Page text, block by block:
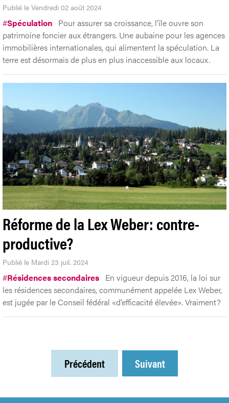
Publié le Vendredi 02 août 2024
#Spéculation Pour assurer sa croissance, l’île ouvre son
patrimoine foncier aux étrangers. Une aubaine pour les agences
immobilières internationales, qui alimentent la spéculation. La
terre est désormais de plus en plus inaccessible aux locaux.
Réforme de la Lex Weber: contre-
productive?
Publié le Mardi 23 juil. 2024
#Résidences secondaires En vigueur depuis 2016, la loi sur
les résidences secondaires, communément appelée Lex Weber,
est jugée par le Conseil fédéral «d’efficacité élevée». Vraiment?
Précédent Suivant